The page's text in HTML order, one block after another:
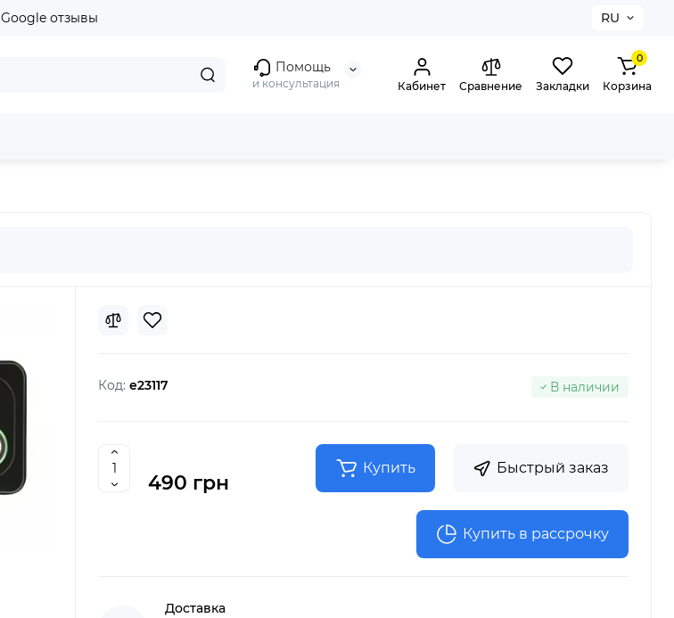
Google отзывы RU
Помощь
и консультация Кабинет Сравнение Закладки
0
Корзина
Код: e23117 В наличии
490 грн
Купить Быстрый заказ
Купить в рассрочку
Доставка